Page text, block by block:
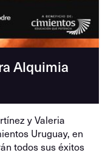
Alquimia
y Valeria
Uruguay, en
todos sus éxitos